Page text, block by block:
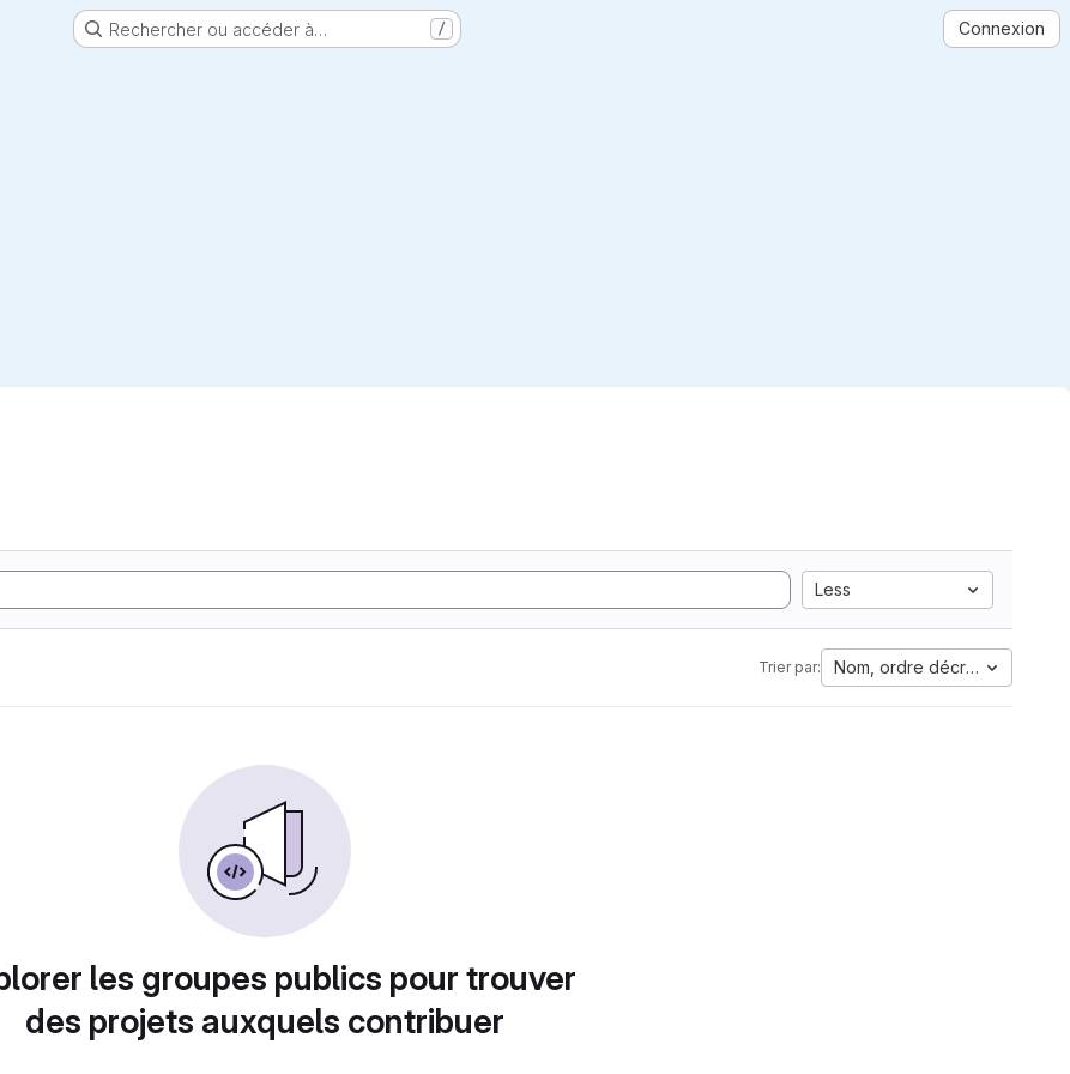
Rechercher ou accéder à… / Connexion
Less
Trier par: Nom, ordre décroissant
les groupes publics pour trouver
des projets auxquels contribuer